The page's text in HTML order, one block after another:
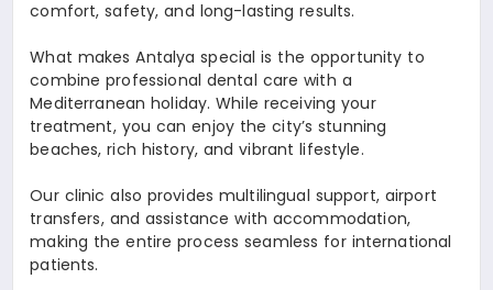
comfort, safety, and long-lasting results.
What makes Antalya special is the opportunity to
combine professional dental care with a
Mediterranean holiday. While receiving your
treatment, you can enjoy the city’s stunning
beaches, rich history, and vibrant lifestyle.
Our clinic also provides multilingual support, airport
transfers, and assistance with accommodation,
making the entire process seamless for international
patients.